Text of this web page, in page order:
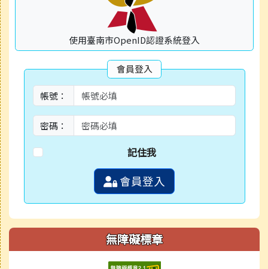
使用臺南市OpenID認證系統登入
會員登入
帳號：
密碼：
記住我
會員登入
無障礙標章